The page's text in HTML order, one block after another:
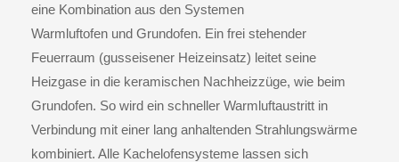
eine Kombination aus den Systemen
Warmluftofen und Grundofen. Ein frei stehender
Feuerraum (gusseisener Heizeinsatz) leitet seine
Heizgase in die keramischen Nachheizzüge, wie beim
Grundofen. So wird ein schneller Warmluftaustritt in
Verbindung mit einer lang anhaltenden Strahlungswärme
kombiniert. Alle Kachelofensysteme lassen sich